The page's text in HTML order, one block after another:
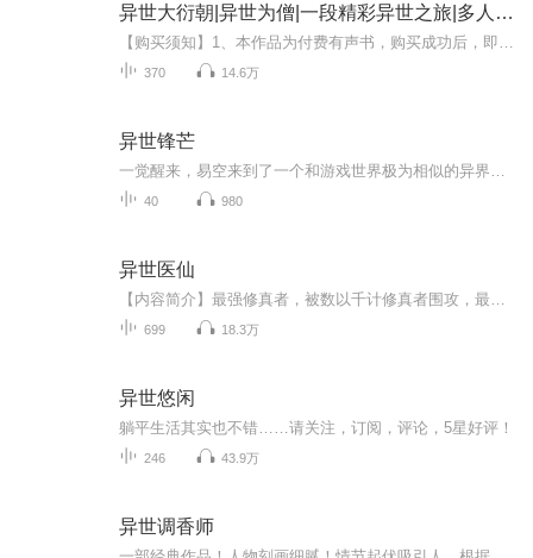
异世大衍朝|异世为僧|一段精彩异世之旅|多人有声剧
370 14.6万
异世锋芒
40 980
异世医仙
699 18.3万
异世悠闲
躺平生活其实也不错……请关注，订阅，评论，5星好评！
246 43.9万
异世调香师